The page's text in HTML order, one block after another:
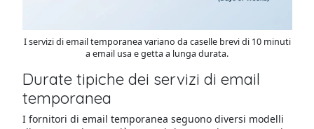
I servizi di email temporanea variano da caselle brevi di 10 minuti
a email usa e getta a lunga durata.
Durate tipiche dei servizi di email
temporanea
I fornitori di email temporanea seguono diversi modelli